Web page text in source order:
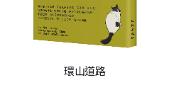
環山道路